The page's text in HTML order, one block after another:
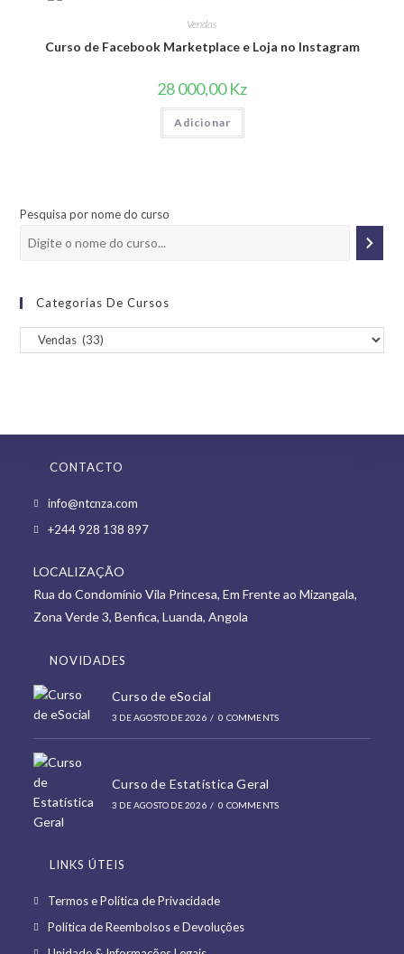
Vendas
Curso de Facebook Marketplace e Loja no Instagram
28 000,00Kz
Adicionar
Pesquisa por nome do curso
Categorias De Cursos
CONTACTO
info@ntcnza.com
in
tab
+244 928 138 897Opens
new
tab
LOCALIZAÇÃO
Rua do Condomínio Vila Princesa, Em Frente ao Mizangala,
Zona Verde 3, Benfica, Luanda, Angola
NOVIDADES
Curso de eSocial
3 DE AGOSTO DE 2026 / 0 COMMENTS
Curso de Estatística Geral
3 DE AGOSTO DE 2026 / 0 COMMENTS
LINKS ÚTEIS
Termos e Política de PrivacidadeOpens
in
Política de Reembolsos e DevoluçõesOpens